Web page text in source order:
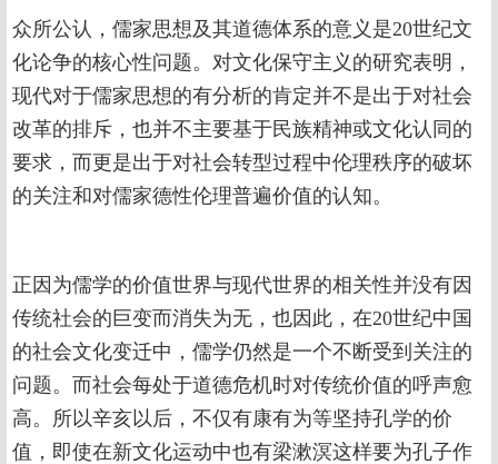
众所公认，儒家思想及其道德体系的意义是20世纪文
化论争的核心性问题。对文化保守主义的研究表明，
现代对于儒家思想的有分析的肯定并不是出于对社会
改革的排斥，也并不主要基于民族精神或文化认同的
要求，而更是出于对社会转型过程中伦理秩序的破坏
的关注和对儒家德性伦理普遍价值的认知。
正因为儒学的价值世界与现代世界的相关性并没有因
传统社会的巨变而消失为无，也因此，在20世纪中国
的社会文化变迁中，儒学仍然是一个不断受到关注的
问题。而社会每处于道德危机时对传统价值的呼声愈
高。所以辛亥以后，不仅有康有为等坚持孔学的价
值，即使在新文化运动中也有梁漱溟这样要为孔子作